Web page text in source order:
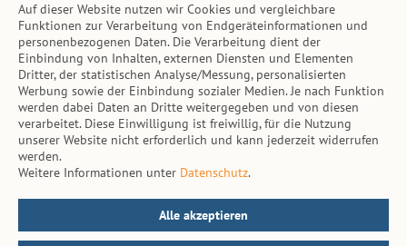
Inhalt
Tierarzt-Suche
Hinweise
AGB
Impressum
Datenschutz
Kontakt
Auf dieser Website nutzen wir Cookies und vergleichbare
Funktionen zur Verarbeitung von Endgeräteinformationen und
personenbezogenen Daten. Die Verarbeitung dient der
Einbindung von Inhalten, externen Diensten und Elementen
Dritter, der statistischen Analyse/Messung, personalisierten
Werbung sowie der Einbindung sozialer Medien. Je nach Funktion
werden dabei Daten an Dritte weitergegeben und von diesen
verarbeitet. Diese Einwilligung ist freiwillig, für die Nutzung
unserer Website nicht erforderlich und kann jederzeit widerrufen
werden.
Weitere Informationen unter Datenschutz.
Alle akzeptieren